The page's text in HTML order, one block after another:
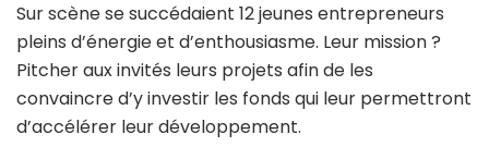
Sur scène se succédaient 12 jeunes entrepreneurs
pleins d’énergie et d’enthousiasme. Leur mission ?
Pitcher aux invités leurs projets afin de les
convaincre d’y investir les fonds qui leur permettront
d’accélérer leur développement.